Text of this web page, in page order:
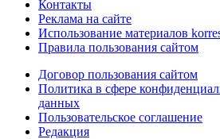
Контакты
Реклама на сайте
Использование материалов
Правила пользования сайтом
Договор пользования сайтом
Политика в сфере
данных
Пользовательское соглашение
Редакция